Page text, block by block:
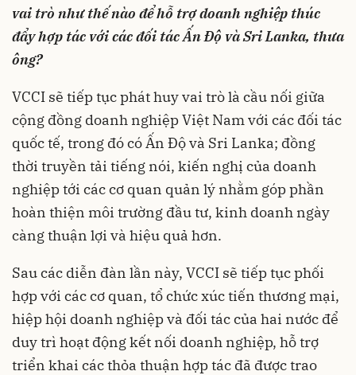
vai trò như thế nào để hỗ trợ doanh nghiệp thúc
đẩy hợp tác với các đối tác Ấn Độ và Sri Lanka, thưa
ông?
VCCI sẽ tiếp tục phát huy vai trò là cầu nối giữa
cộng đồng doanh nghiệp Việt Nam với các đối tác
quốc tế, trong đó có Ấn Độ và Sri Lanka; đồng
thời truyền tải tiếng nói, kiến nghị của doanh
nghiệp tới các cơ quan quản lý nhằm góp phần
hoàn thiện môi trường đầu tư, kinh doanh ngày
càng thuận lợi và hiệu quả hơn.
Sau các diễn đàn lần này, VCCI sẽ tiếp tục phối
hợp với các cơ quan, tổ chức xúc tiến thương mại,
hiệp hội doanh nghiệp và đối tác của hai nước để
duy trì hoạt động kết nối doanh nghiệp, hỗ trợ
triển khai các thỏa thuận hợp tác đã được trao